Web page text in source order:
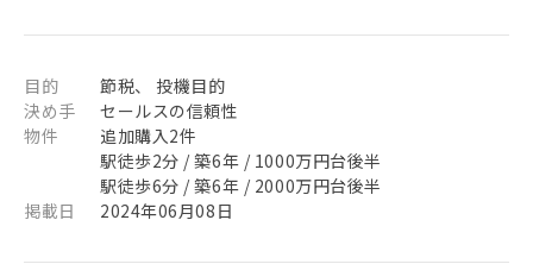
目的
節税、 投機目的
決め手
セールスの信頼性
物件
追加購入2件
駅徒歩2分 / 築6年 / 1000万円台後半
駅徒歩6分 / 築6年 / 2000万円台後半
掲載日
2024年06月08日